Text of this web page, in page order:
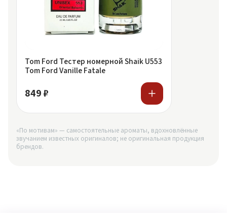
Tom Ford Тестер номерной Shaik U553
Tom Ford Vanille Fatale
849 ₽
«По мотивам» — самостоятельные ароматы, вдохновлённые
звучанием известных оригиналов; не оригинальная продукция
брендов.